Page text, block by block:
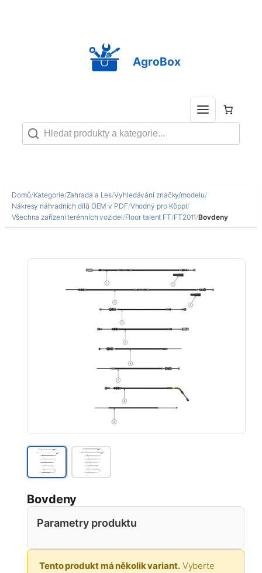
AgroBox
Domů/Kategorie/Zahrada a Les/Vyhledávání značky/modelu/
Nákresy náhradních dílů OEM v PDF/Vhodný pro Köppl/
Všechna zařízení terénních vozidel/Floor talent FT/FT2011/Bovdeny
Bovdeny
Parametry produktu
Tento produkt má několik variant.Vyberte